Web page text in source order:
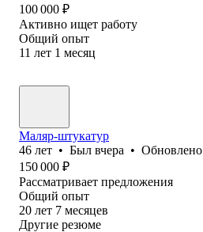
100 000 ₽
Активно ищет работу
Общий опыт
11 лет 1 месяц
Маляр-штукатур
46 лет • Был вчера • Обновлено
150 000 ₽
Рассматривает предложения
Общий опыт
20 лет 7 месяцев
Другие резюме